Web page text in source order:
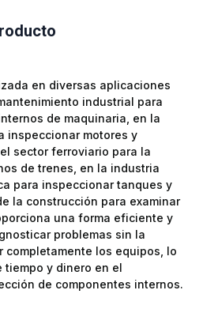
en diversas aplicaciones
industrial para
de maquinaria, en la
inspeccionar motores y
sector ferroviario para la
de trenes, en la industria
para inspeccionar tanques y
la construcción para examinar
una forma eficiente y
problemas sin la
completamente los equipos, lo
tiempo y dinero en el
de componentes internos.